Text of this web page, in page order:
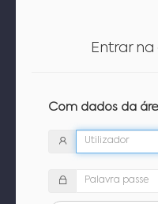
Entrar
Com dados da